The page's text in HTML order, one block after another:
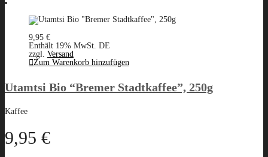
9,95 €
Enthält 19% MwSt. DE
zzgl. Versand
Zum Warenkorb hinzufügen
Utamtsi Bio “Bremer Stadtkaffee”, 250g
Kaffee
9,95 €